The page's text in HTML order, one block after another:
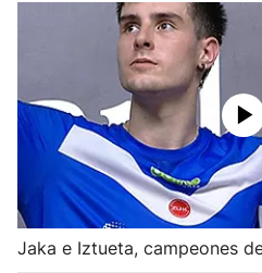
Ciclismo
Herri-kirolak
Balonmano
Jaka e Iztueta, campeones